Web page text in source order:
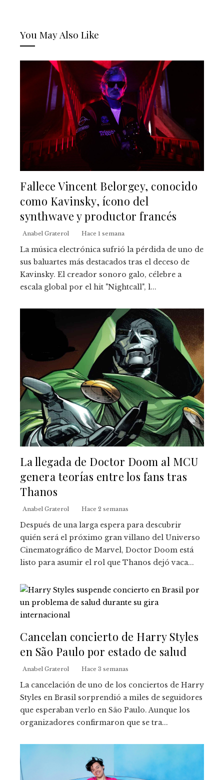
You May Also Like
Fallece Vincent Belorgey, conocido
como Kavinsky, ícono del
synthwave y productor francés
Anabel Graterol Hace 1 semana
La música electrónica sufrió la pérdida de uno de
sus baluartes más destacados tras el deceso de
Kavinsky. El creador sonoro galo, célebre a
escala global por el hit "Nightcall", l...
La llegada de Doctor Doom al MCU
genera teorías entre los fans tras
Thanos
Anabel Graterol Hace 2 semanas
Después de una larga espera para descubrir
quién será el próximo gran villano del Universo
Cinematográfico de Marvel, Doctor Doom está
listo para asumir el rol que Thanos dejó vaca...
Cancelan concierto de Harry Styles
en São Paulo por estado de salud
Anabel Graterol Hace 3 semanas
La cancelación de uno de los conciertos de Harry
Styles en Brasil sorprendió a miles de seguidores
que esperaban verlo en São Paulo. Aunque los
organizadores confirmaron que se tra...